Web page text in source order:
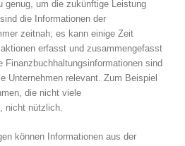
genug, um die zukünftige Leistung
die Informationen der
zeitnah; es kann einige Zeit
erfasst und zusammengefasst
sind
Unternehmen relevant. Zum Beispiel
die nicht viele
nicht nützlich.
können Informationen aus der